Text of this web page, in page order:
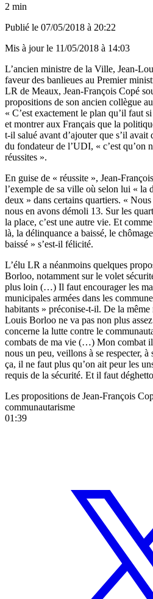
2 min
Publié le 07/05/2018 à 20:22
Mis à jour le 11/05/2018 à 14:03
L’ancien ministre de la Ville, Jean-
faveur des banlieues au Premier
LR de Meaux, Jean-François Copé
propositions de son ancien collègue
« C’est exactement le plan qu’il faut
et montrer aux Français que la
t-il salué avant d’ajouter que s’il avait
du fondateur de l’UDI, « c’est qu’on
réussites ».
En guise de « réussite », Jean-
l’exemple de sa ville où selon lui « la
deux » dans certains quartiers. «
nous en avons démoli 13. Sur les
la place, c’est une autre vie. Et
là, la délinquance a baissé, le
baissé » s’est-il félicité.
L’élu LR a néanmoins quelques
Borloo, notamment sur le volet
plus loin (…) Il faut encourager les
municipales armées dans les
habitants » préconise-t-il. De la même
Louis Borloo ne va pas non plus
concerne la lutte contre le
combats de ma vie (…) Mon combat
nous un peu, veillons à se respecter, à
ça, il ne faut plus qu’on ait peur les
requis de la sécurité. Et il faut
Les propositions de Jean-François
communautarisme
01:39